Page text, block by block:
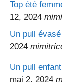
Top été
12, 2024
Un pull
2024
Un pull
mai 2, 2024